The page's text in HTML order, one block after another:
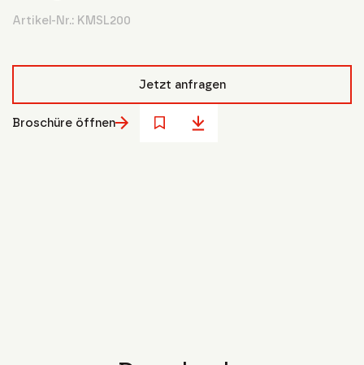
Artikel-Nr.: KMSL200
Jetzt anfragen
Broschüre öffnen